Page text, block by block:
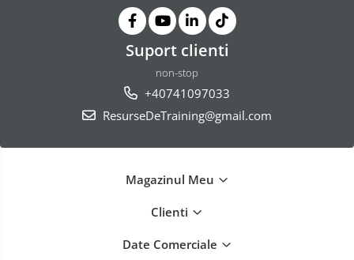
Suport clienti
non-stop
+40741097033
ResurseDeTraining@gmail.com
Magazinul Meu
Clienti
Date Comerciale